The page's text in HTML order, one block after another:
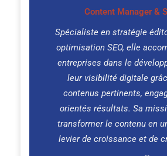
Content Manager &
Spécialiste en stratégie
optimisation SEO, elle
entreprises dans le
leur visibilité digitale
contenus pertinents,
orientés résultats. Sa
transformer le contenu en
levier de croissance et de